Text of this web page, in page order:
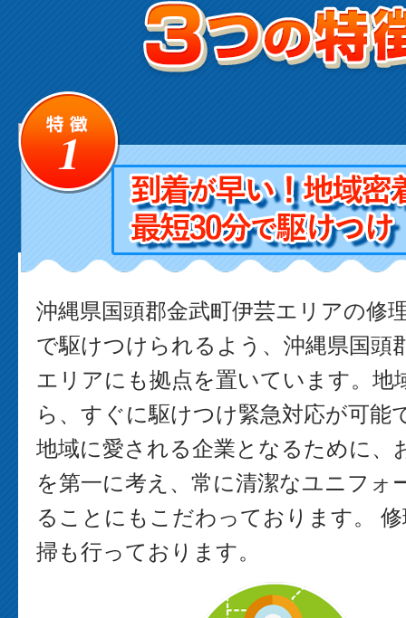
沖縄県国頭郡金武町伊芸エリアの修
で駆けつけられるよう、沖縄県国頭
エリアにも拠点を置いています。地
ら、すぐに駆けつけ緊急対応が可能
地域に愛される企業となるために、
を第一に考え、常に清潔なユニフォ
ることにもこだわっております。
掃も行っております。